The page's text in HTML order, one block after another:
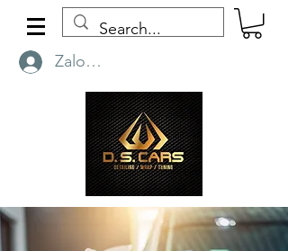
Zaloguj się